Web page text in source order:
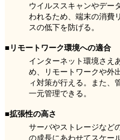
ウイルススキャンやデー
われるため、端末の消費
スの低下を防げる。
■リモートワーク環境への適合
インターネット環境さえ
め、リモートワークや外
ィ対策が行える。また、
一元管理できる。
■拡張性の高さ
サーバやストレージなど
の成長にあわせてスケー